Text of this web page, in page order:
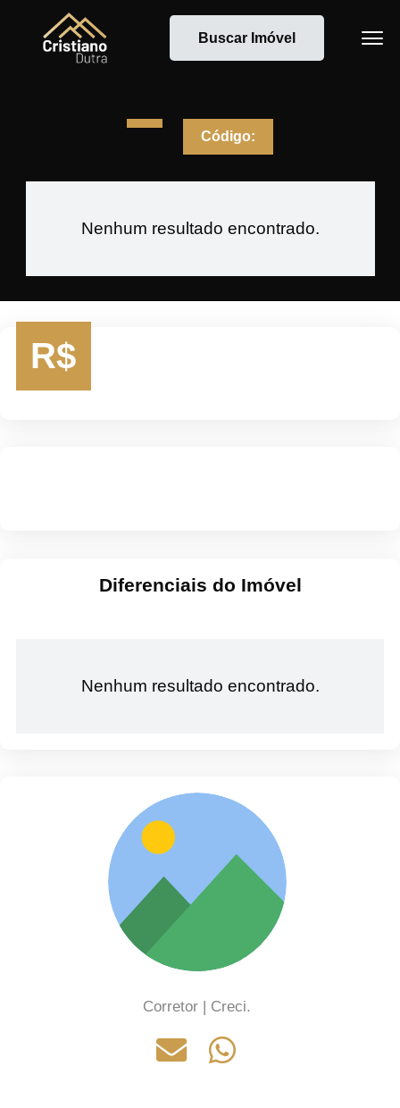
Buscar Imóvel
Código:
Nenhum resultado encontrado.
R$
Diferenciais do Imóvel
Nenhum resultado encontrado.
Corretor | Creci.